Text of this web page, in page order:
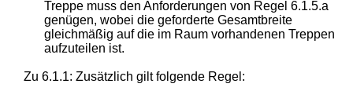
Treppe muss den Anforderungen von Regel 6.1.5.a
genügen, wobei die geforderte Gesamtbreite
gleichmäßig auf die im Raum vorhandenen Treppen
aufzuteilen ist.
Zu 6.1.1: Zusätzlich gilt folgende Regel: